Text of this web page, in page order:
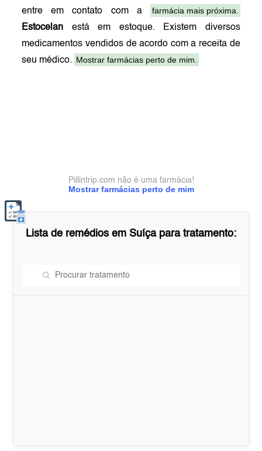
entre em contato com a
farmácia mais próxima.
Estocelan está em estoque. Existem diversos
medicamentos vendidos de acordo com a receita de
seu médico. Mostrar farmácias perto de mim.
Mostrar farmácias perto de mim
Pillintrip.com não é uma farmácia!
Lista de remédios em Suíçapara tratamento: